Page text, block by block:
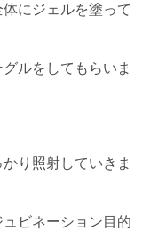
にジェルを塗って
ルをしてもらいま
り照射していきま
ビネーション目的